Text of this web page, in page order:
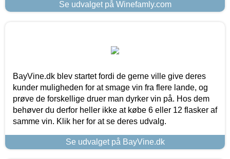
Se udvalget på Winefamly.com
BayVine.dk blev startet fordi de gerne ville give deres
kunder muligheden for at smage vin fra flere lande, og
prøve de forskellige druer man dyrker vin på. Hos dem
behøver du derfor heller ikke at købe 6 eller 12 flasker af
samme vin. Klik her for at se deres udvalg.
Se udvalget på BayVine.dk